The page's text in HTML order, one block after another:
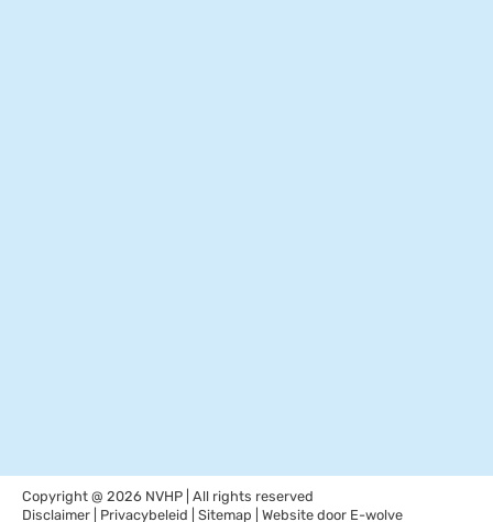
Copyright @ 2026 NVHP | All rights reserved
Disclaimer
Privacybeleid Sitemap | Website door E-wolve